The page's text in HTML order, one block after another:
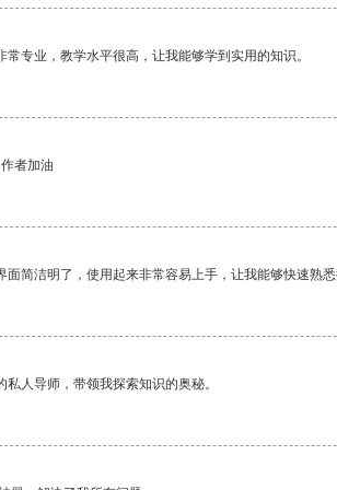
常专业，教学水平很高，让我能够学到实用的知识。
者加油
面简洁明了，使用起来非常容易上手，让我能够快速熟
私人导师，带领我探索知识的奥秘。